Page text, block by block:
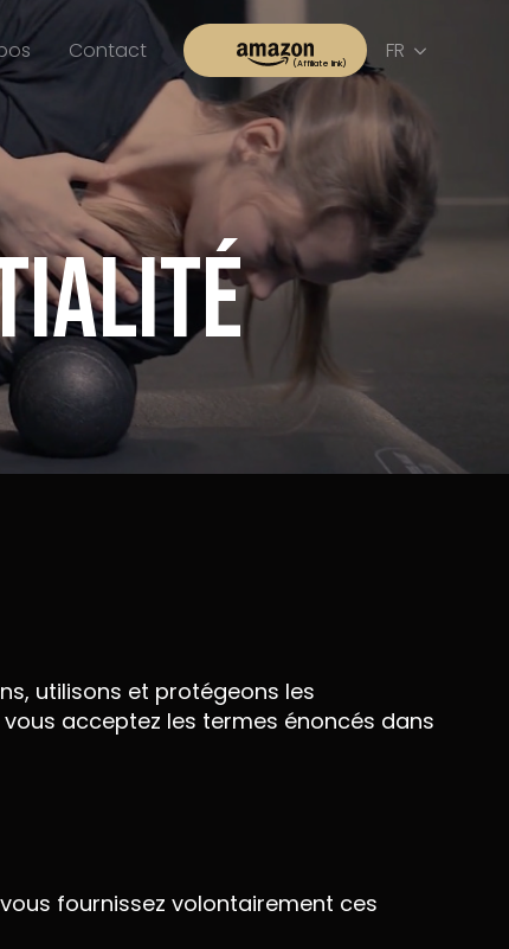
Contact FR
utilisons et protégeons les
vous acceptez les termes énoncés dans
fournissez volontairement ces